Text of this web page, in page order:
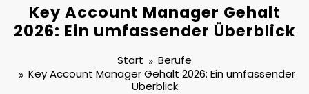
Key Account Manager Gehalt
2026: Ein umfassender Überblick
Start
Berufe
Key Account Manager Gehalt 2026: Ein umfassender
Überblick